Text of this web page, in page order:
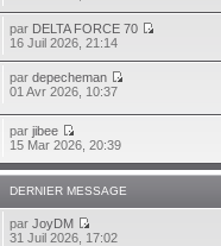
par DELTA FORCE 70
16 Juil 2026, 21:14
pardepecheman
01 Avr 2026, 10:37
parjibee
15 Mar 2026, 20:39
DERNIER MESSAGE
parJoyDM
31 Juil 2026, 17:02